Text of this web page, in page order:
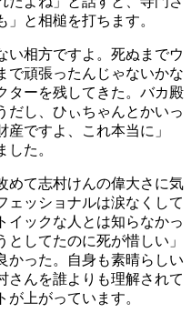
と相槌を打ちます。
い相方ですよ。死ぬまでウ
で頑張ったんじゃないかな
ーを残してきた。バカ殿
だし、ひぃちゃんとかいっ
ですよ、これ本当に」
た。
めて志村けんの偉大さに気
ェッショナルは涙なくして
イックな人とは知らなかっ
してたのに死が惜しい」
かった。自身も素晴らしい
さんを誰よりも理解されて
上がっています。